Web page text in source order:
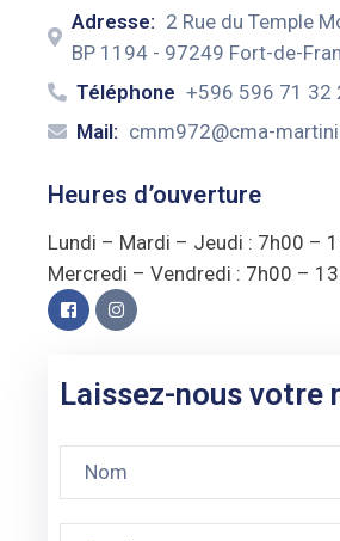
Adresse: 2 Rue du Temple
BP 1194 - 97249 Fort-de-
Téléphone +596 596 71 32
Mail: cmm972@cma-
Heures d’ouverture
Lundi – Mardi – Jeudi : 7h00 –
Mercredi – Vendredi : 7h00 –
Laissez-nous votre